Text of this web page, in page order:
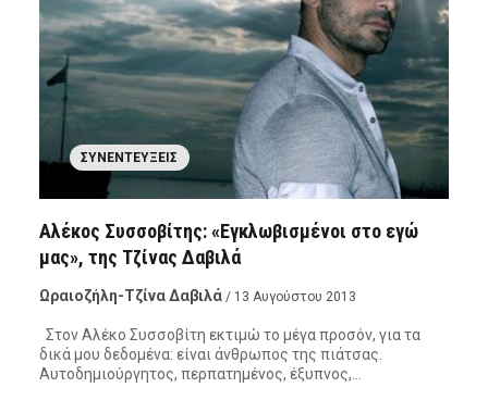
ΣΥΝΕΝΤΕΎΞΕΙΣ
Αλέκος Συσσοβίτης: «Εγκλωβισμένοι στο εγώ
μας», της Τζίνας Δαβιλά
Ωραιοζήλη-Τζίνα Δαβιλά / 13 Αυγούστου 2013
Στον Αλέκο Συσσοβίτη εκτιμώ το μέγα προσόν, για τα
δικά μου δεδομένα: είναι άνθρωπος της πιάτσας.
Αυτοδημιούργητος, περπατημένος, έξυπνος,…